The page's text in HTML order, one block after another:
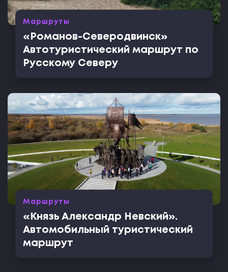
Маршруты
«Романов-Северодвинск»
Автотуристический маршрут по
Русскому Северу
Маршруты
«Князь Александр Невский».
Автомобильный туристический
маршрут